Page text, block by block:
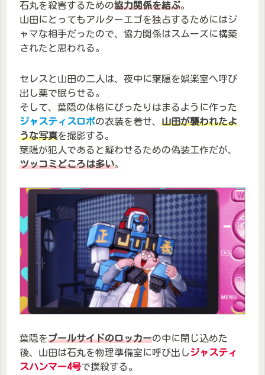
石丸を殺害するための協力関係を結ぶ。
山田にとってもアルターエゴを独占するためにはジ
ャマな相手だったので、協力関係はスムーズに構築
されたと思われる。
セレスと山田の二人は、夜中に葉隠を娯楽室へ呼び
出し薬で眠らせる。
そして、葉隠の体格にぴったりはまるように作った
ジャスティスロボの衣装を着せ、 山田が襲われたよ
うな写真を撮影する。
葉隠が犯人であると疑わせるための偽装工作だが、
ツッコミどころは多い。
葉隠をプールサイドのロッカーの中に閉じ込めた
後、山田は石丸を物理準備室に呼び出しジャスティ
スハンマー4号で撲殺する。